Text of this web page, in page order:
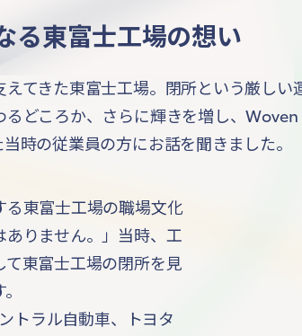
る東富士工場の想い
てきた東富士工場。閉所という厳し
どころか、さらに輝きを増し、
時の従業員の方にお話を聞きました。
る東富士工場の職場文化
りません。」当時、工
東富士工場の閉所を見
トラル自動車、トヨタ